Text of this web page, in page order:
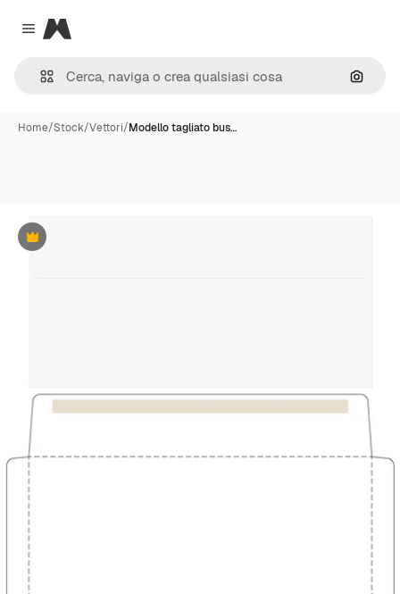
Close menu
Magnific
Cerca
Home/Stock/Vettori/Modello tagliato bus…
Premium